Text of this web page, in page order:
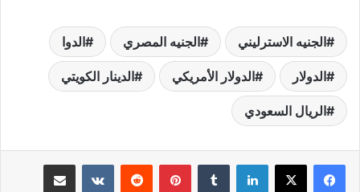
الجنيه الاسترليني الجنيه المصري الدوا
الدولار الدولار الأمريكي الدينار الكويتي
الريال السعودي
لينكدإن بينتيريست